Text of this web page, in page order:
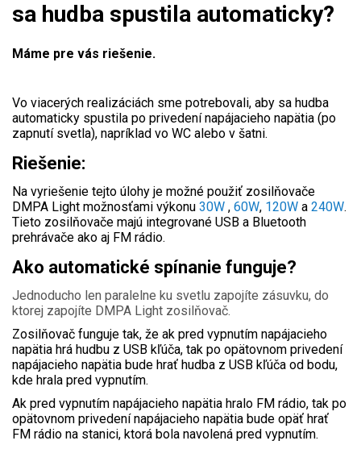
sa hudba spustila automaticky?
Máme pre vás riešenie.
Vo viacerých realizáciách sme potrebovali, aby sa hudba
automaticky spustila po privedení napájacieho napätia (po
zapnutí svetla), napríklad vo WC alebo v šatni.
Riešenie:
Na vyriešenie tejto úlohy je možné použiť zosilňovače
DMPA Light možnosťami výkonu 30W , 60W, 120W a 240W.
Tieto zosilňovače majú integrované USB a Bluetooth
prehrávače ako aj FM rádio.
Ako automatické spínanie funguje?
Jednoducho len paralelne ku svetlu zapojíte zásuvku, do
ktorej zapojíte DMPA Light zosilňovač.
Zosilňovač funguje tak, že ak pred vypnutím napájacieho
napätia hrá hudbu z USB kľúča, tak po opätovnom privedení
napájacieho napätia bude hrať hudba z USB kľúča od bodu,
kde hrala pred vypnutím.
Ak pred vypnutím napájacieho napätia hralo FM rádio, tak po
opätovnom privedení napájacieho napätia bude opäť hrať
FM rádio na stanici, ktorá bola navolená pred vypnutím.